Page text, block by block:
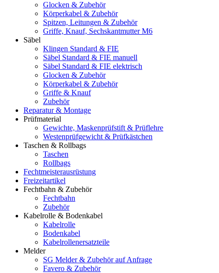
Glocken & Zubehör
Körperkabel & Zubehör
Spitzen, Leitungen & Zubehör
Griffe, Knauf, Sechskantmutter M6
Säbel
Klingen Standard & FIE
Säbel Standard & FIE manuell
Säbel Standard & FIE elektrisch
Glocken & Zubehör
Körperkabel & Zubehör
Griffe & Knauf
Zubehör
Reparatur & Montage
Prüfmaterial
Gewichte, Maskenprüfstift & Prüflehre
Westenprüfgewicht & Prüfkästchen
Taschen & Rollbags
Taschen
Rollbags
Fechtmeisterausrüstung
Freizeitartikel
Fechtbahn & Zubehör
Fechtbahn
Zubehör
Kabelrolle & Bodenkabel
Kabelrolle
Bodenkabel
Kabelrollenersatzteile
Melder
SG Melder & Zubehör auf Anfrage
Favero & Zubehör